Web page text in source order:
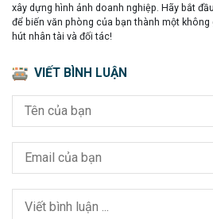
xây dựng hình ảnh doanh nghiệp. Hãy bắt
để biến văn phòng của bạn thành một
hút nhân tài và đối tác!
VIẾT BÌNH LUẬN